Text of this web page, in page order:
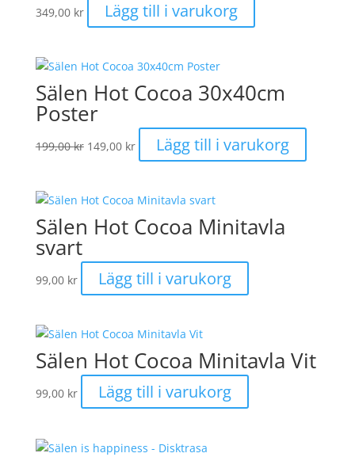
alternativen
produktsidan
349,00 kr Lägg till i varukorg
Sälen Hot Cocoa 30x40cm
Poster
199,00kr Det
ursprungliga
var:
149,00 kr
nuvarande
är:
Lägg till i varukorg
Sälen Hot Cocoa Minitavla
svart
99,00 kr Lägg till i varukorg
Sälen Hot Cocoa Minitavla Vit
99,00 kr Lägg till i varukorg